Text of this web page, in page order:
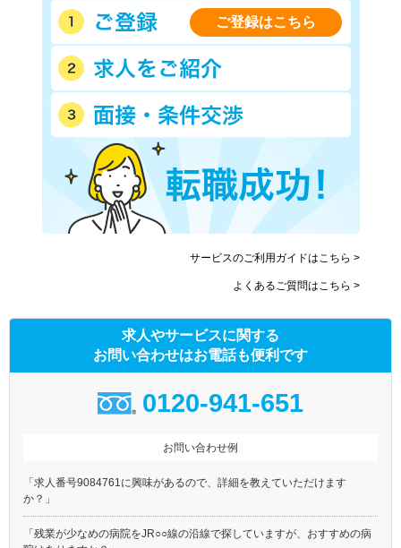
ご登録はこちら
サービスのご利用ガイドはこちら >
よくあるご質問はこちら >
求人やサービスに関する
お問い合わせはお電話も便利です
0120-941-651
お問い合わせ例
「求人番号9084761に興味があるので、詳細を教えていただけます
か？」
「残業が少なめの病院をJR○○線の沿線で探していますが、おすすめの病